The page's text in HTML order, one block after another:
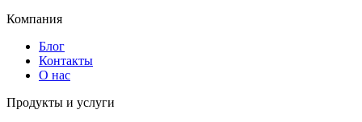
Компания
Блог
Контакты
О нас
Продукты и услуги